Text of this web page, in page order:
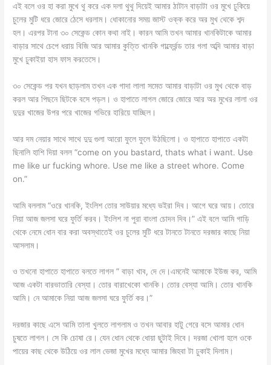
এই বলে ওর হা করা মুখে থু করে এক দলা থুথু দিয়েই আমার ঠাটান বাড়াটা ওর মুখে ঢুকিয়ে
চুলের মুটি ধরে জোরে ঠেসে ধরলাম। ধোকানোর সময় জাস্ট ওক্ক করে অর মুখ থেকে শব্দ
হল। এরপর টানা ৩০ সেকেন্ড কোন কথা নাই। কারন আমি তখন আমার খানকিটাকে আমার
বাড়ার সাথে চেপে ধরায় বিজি আর আমার কুত্তি খানকি গার্ল্ফ্রেন্ড তার গলা অব্দি আমার বাড়া
মুখে ঢুকাইয়া হাস ফাস করতেসে।
৩০ সেকেন্ড পর যখন ছাড়লাম তখন এক গাদা লালা সমেত আমার বাড়াটা ওর মুখ থেকে বাড়
করল আর পিছনে ছিটকে বসে পড়ল। ও হাপাতে লাগল জোরে জোরে আর অর মুখের লালা ওর
দুদুর খাজের উপর পরে খাজের গভিরে হারিয়ে যাচ্ছিল।
আর দম নেয়ার সাথে সাথে দুদু গুলা আরো ফুলে ফুলে উঠছিলো। ও হাপাতে হাপাতে একটা
ছিনালি হাশি দিয়া বলল “come on you bastard, thats what i want. Use
me like ur fucking whore. Use me like a street whore. Come
on.”
আমি বললাম “ওরে খানকি, ইংলিশ তোর সাউয়ার মধ্যে ভইরা দিব। আগে ঘরে আয়। তোরে
নিয়া আজ জলসা ঘরে ফুর্তি করব। ইংলিশ না পুরা বাংলা চোদন দিব।” এই বলে আমি গাড়ি
থেকে নেমে ধোন বার করা অবস্থাতেই ওর চুলের মুটি ধরে টানতে টানতে দরজার কাছে নিয়া
আসলাম।
ও তখনো হাপাতে হাপাতে বলতে লাগল ” বাড়া খাব, দে দে।এমনেই আমাকে ইউজ কর, আমি
আজ একটা বারভাতারি বেস্যা। তোর বারাখেকো খানকি। তোর বেস্যা আমি। তোর খানকি
আমি। নে আমাকে নিয়া আজ জলসা ঘরে ফুর্তি কর।”
দরজার কাছে এসে আমি তালা খুলতে লাগলাম ও তখন আবার হাটু গেরে বসে আমার ধোন
চুষতে লাগল। সে কি চোষা রে। যেন ধোন থেকে ধোয়া ছুটাই দিবে। দরজা খোলা হলে ওকে
পায়ের কাছ থেকে উঠিয়ে ওর লাল ভেজা মুখের মধ্যে আমার জিহবা টা ঢুকাই দিলাম।